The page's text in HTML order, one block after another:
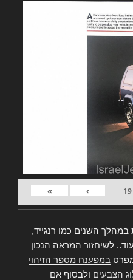
19
›
»
במהלך השנים כמו רנגייד,
לשיחזור המראה הנכון
במפענח מספר הזיהוי
הצבעים ולבסוף אם